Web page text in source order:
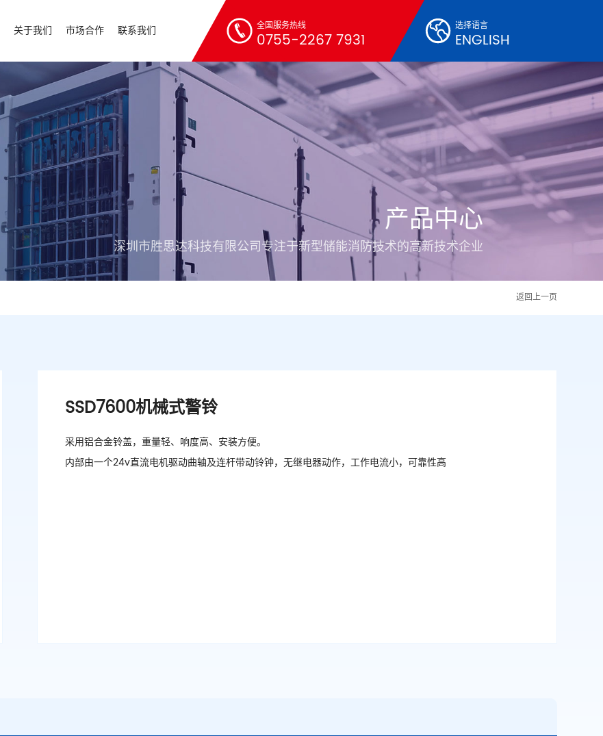
关于我们 市场合作 联系我们 全国服务热线
0755-2267 7931
选择语言
ENGLISH
产品中心
深圳市胜思达科技有限公司专注于新型储能消防技术的高新技术企业
返回上一页
SSD7600机械式警铃
采用铝合金铃盖，重量轻、响度高、安装方便。
内部由一个24v直流电机驱动曲轴及连杆带动铃钟，无继电器动作，工作电流小，可靠性高